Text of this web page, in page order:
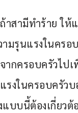
ถ้าสามีทำร้าย ให้
ามรุนแรงในคร
ากครอบครัวไป
รงในครอบครัว
แบบนี้ต้องเกี่ยว